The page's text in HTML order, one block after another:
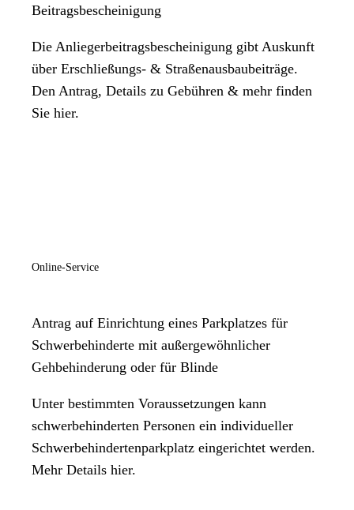
Beitragsbescheinigung
Die Anliegerbeitragsbescheinigung gibt Auskunft
über Erschließungs- & Straßenausbaubeiträge.
Den Antrag, Details zu Gebühren & mehr finden
Sie hier.
Online-Service
Antrag auf Einrichtung eines Parkplatzes für
Schwerbehinderte mit außergewöhnlicher
Gehbehinderung oder für Blinde
Unter bestimmten Voraussetzungen kann
schwerbehinderten Personen ein individueller
Schwerbehindertenparkplatz eingerichtet werden.
Mehr Details hier.